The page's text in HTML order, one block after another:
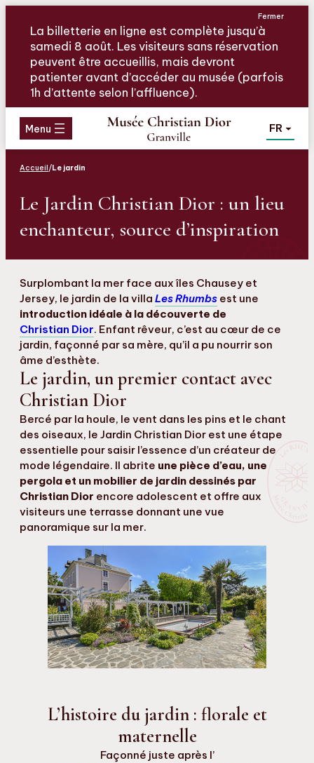
menu
contenu
page
Fermer
La billetterie en ligne est complète jusqu’à
samedi 8 août. Les visiteurs sans réservation
peuvent être accueillis, mais devront
patienter avant d’accéder au musée (parfois
1h d’attente selon l’affluence).
Menu FR
Accueil /Le jardin
Le Jardin Christian Dior : un lieu
enchanteur, source d’inspiration
Surplombant la mer face aux îles Chausey et
Jersey, le jardin de la villa Les Rhumbs est une
introduction idéale à la découverte de
Christian Dior. Enfant rêveur, c’est au cœur de ce
jardin, façonné par sa mère, qu’il a pu nourrir son
âme d’esthète.
Le jardin, un premier contact avec
Christian Dior
Bercé par la houle, le vent dans les pins et le chant
des oiseaux, le Jardin Christian Dior est une étape
essentielle pour saisir l’essence d’un créateur de
mode légendaire. Il abrite une pièce d’eau, une
pergola et un mobilier de jardin dessinés par
Christian Dior encore adolescent et offre aux
visiteurs une terrasse donnant une vue
panoramique sur la mer.
L’histoire du jardin : florale et
maternelle
Façonné juste après l’